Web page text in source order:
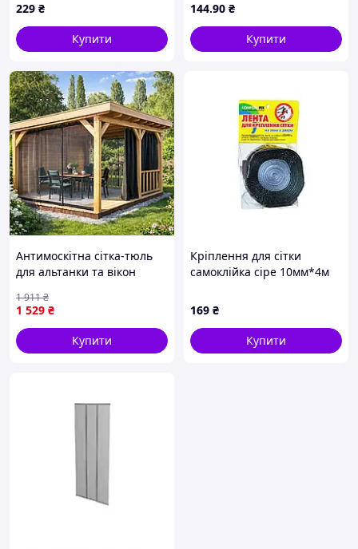
229 ₴
Купити
проти москітів 187х100 см
144.90 ₴
Купити
Антимоскітна сітка-тюль
для альтанки та вікон
ЕКОБОКС
1 529 ₴
1 911₴
Купити
Кріплення для сітки
самоклійка сіре 10мм*4м
169 ₴
Купити